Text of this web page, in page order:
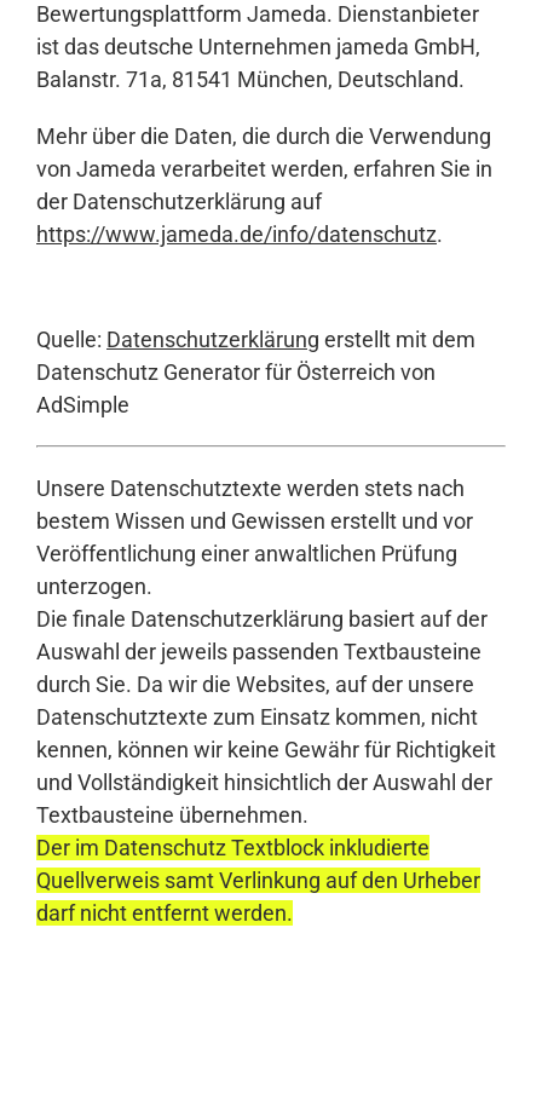
Bewertungsplattform Jameda. Dienstanbieter
ist das deutsche Unternehmen jameda GmbH,
Balanstr. 71a, 81541 München, Deutschland.
Mehr über die Daten, die durch die Verwendung
von Jameda verarbeitet werden, erfahren Sie in
der Datenschutzerklärung auf
https://www.jameda.de/info/datenschutz.
Quelle: Datenschutzerklärung erstellt mit dem
Datenschutz Generator für Österreich von
AdSimple
Unsere Datenschutztexte werden stets nach
bestem Wissen und Gewissen erstellt und vor
Veröffentlichung einer anwaltlichen Prüfung
unterzogen.
Die finale Datenschutzerklärung basiert auf der
Auswahl der jeweils passenden Textbausteine
durch Sie. Da wir die Websites, auf der unsere
Datenschutztexte zum Einsatz kommen, nicht
kennen, können wir keine Gewähr für Richtigkeit
und Vollständigkeit hinsichtlich der Auswahl der
Textbausteine übernehmen.
Der im Datenschutz Textblock inkludierte
Quellverweis samt Verlinkung auf den Urheber
darf nicht entfernt werden.